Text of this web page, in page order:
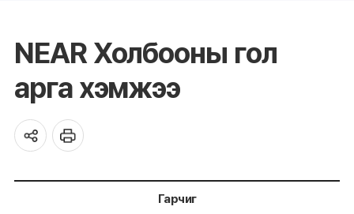
NEAR Холбооны гол
арга хэмжээ
Гарчиг